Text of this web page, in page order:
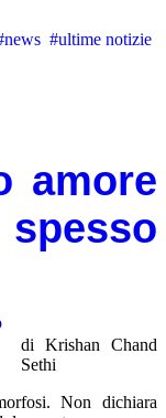
news
ultime notizie
amore
di Krishan Chand
Sethi
Non dichiara